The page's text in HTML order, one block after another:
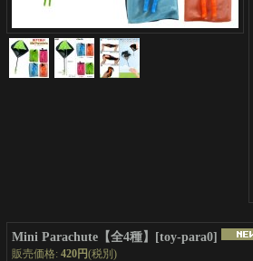
Mini Parachute【全4種】 [toy-para0]
販売価格: 420円(税別)